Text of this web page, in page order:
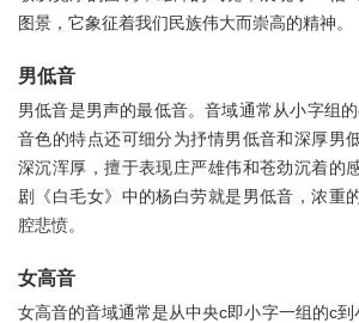
图景，它象征着我们民族伟大而崇高的精神。
男低音
男低音是男声的最低音。音域通常从小字组
音色的特点还可细分为抒情男低音和深厚男
深沉浑厚，擅于表现庄严雄伟和苍劲沉着的
剧《白毛女》中的杨白劳就是男低音，浓重
腔悲愤。
女高音
女高音的音域通常是从中央c即小字一组的c